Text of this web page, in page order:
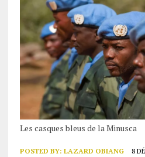
Les casques bleus de la Minusca
POSTED BY: LAZARD OBIANG 8